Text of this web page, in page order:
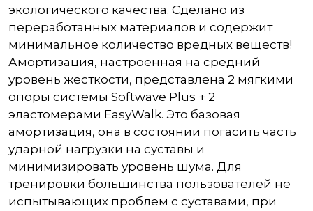
экологического качества. Сделано из
переработанных материалов и содержит
минимальное количество вредных веществ!
Амортизация, настроенная на средний
уровень жесткости, представлена 2 мягкими
опоры системы Softwave Plus + 2
эластомерами EasyWalk. Это базовая
амортизация, она в состоянии погасить часть
ударной нагрузки на суставы и
минимизировать уровень шума. Для
тренировки большинства пользователей не
испытывающих проблем с суставами, при